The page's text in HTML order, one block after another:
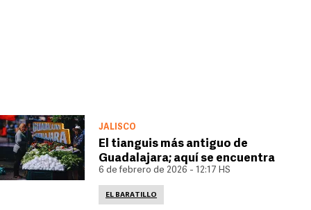
JALISCO
El tianguis más antiguo de
Guadalajara; aquí se encuentra
6 de febrero de 2026 - 12:17 HS
EL BARATILLO